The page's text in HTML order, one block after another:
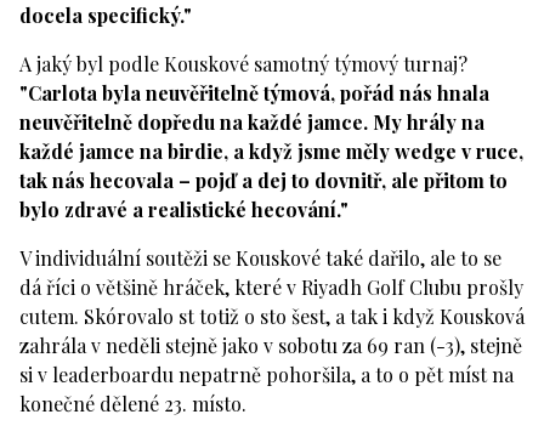
docela specifický."
A jaký byl podle Kouskové samotný týmový turnaj?
"Carlota byla neuvěřitelně týmová, pořád nás hnala
neuvěřitelně dopředu na každé jamce. My hrály na
každé jamce na birdie, a když jsme měly wedge v ruce,
tak nás hecovala – pojď a dej to dovnitř, ale přitom to
bylo zdravé a realistické hecování."
V individuální soutěži se Kouskové také dařilo, ale to se
dá říci o většině hráček, které v Riyadh Golf Clubu prošly
cutem. Skórovalo st totiž o sto šest, a tak i když Kousková
zahrála v neděli stejně jako v sobotu za 69 ran (-3), stejně
si v leaderboardu nepatrně pohoršila, a to o pět míst na
konečné dělené 23. místo.